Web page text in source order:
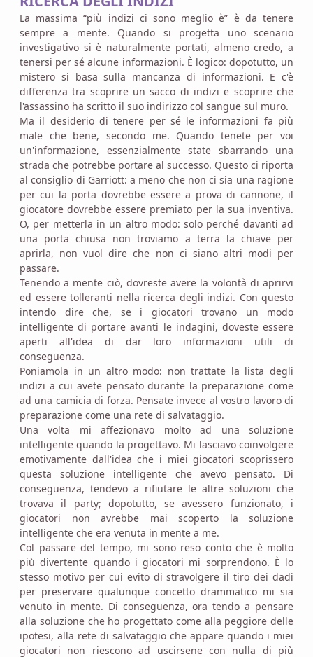
La massima “più indizi ci sono meglio è” è da tenere
sempre a mente. Quando si progetta uno scenario
investigativo si è naturalmente portati, almeno credo, a
tenersi per sé alcune informazioni. È logico: dopotutto, un
mistero si basa sulla mancanza di informazioni. E c'è
differenza tra scoprire un sacco di indizi e scoprire che
l'assassino ha scritto il suo indirizzo col sangue sul muro.
Ma il desiderio di tenere per sé le informazioni fa più
male che bene, secondo me. Quando tenete per voi
un'informazione, essenzialmente state sbarrando una
strada che potrebbe portare al successo. Questo ci riporta
al consiglio di Garriott: a meno che non ci sia una ragione
per cui la porta dovrebbe essere a prova di cannone, il
giocatore dovrebbe essere premiato per la sua inventiva.
O, per metterla in un altro modo: solo perché davanti ad
una porta chiusa non troviamo a terra la chiave per
aprirla, non vuol dire che non ci siano altri modi per
passare.
Tenendo a mente ciò, dovreste avere la volontà di aprirvi
ed essere tolleranti nella ricerca degli indizi. Con questo
intendo dire che, se i giocatori trovano un modo
intelligente di portare avanti le indagini, doveste essere
aperti all'idea di dar loro informazioni utili di
conseguenza.
Poniamola in un altro modo: non trattate la lista degli
indizi a cui avete pensato durante la preparazione come
ad una camicia di forza. Pensate invece al vostro lavoro di
preparazione come una rete di salvataggio.
Una volta mi affezionavo molto ad una soluzione
intelligente quando la progettavo. Mi lasciavo coinvolgere
emotivamente dall'idea che i miei giocatori scoprissero
questa soluzione intelligente che avevo pensato. Di
conseguenza, tendevo a rifiutare le altre soluzioni che
trovava il party; dopotutto, se avessero funzionato, i
giocatori non avrebbe mai scoperto la soluzione
intelligente che era venuta in mente a me.
Col passare del tempo, mi sono reso conto che è molto
più divertente quando i giocatori mi sorprendono. È lo
stesso motivo per cui evito di stravolgere il tiro dei dadi
per preservare qualunque concetto drammatico mi sia
venuto in mente. Di conseguenza, ora tendo a pensare
alla soluzione che ho progettato come alla peggiore delle
ipotesi, alla rete di salvataggio che appare quando i miei
giocatori non riescono ad uscirsene con nulla di più